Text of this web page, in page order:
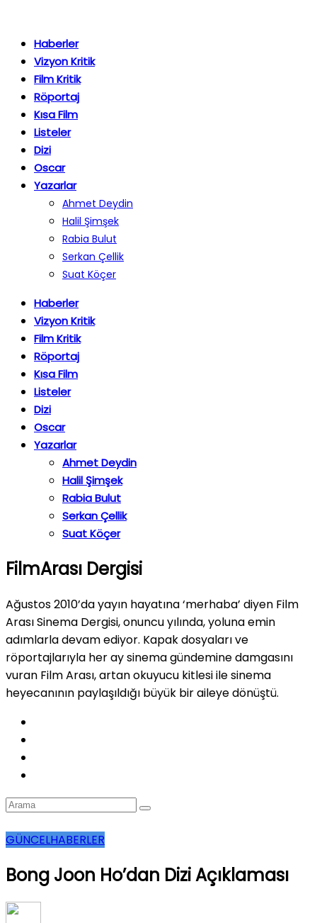
Haberler
Vizyon Kritik
Film Kritik
Röportaj
Kısa Film
Listeler
Dizi
Oscar
Yazarlar
Ahmet Deydin
Halil Şimşek
Rabia Bulut
Serkan Çellik
Suat Köçer
Haberler
Vizyon Kritik
Film Kritik
Röportaj
Kısa Film
Listeler
Dizi
Oscar
Yazarlar
Ahmet Deydin
Halil Şimşek
Rabia Bulut
Serkan Çellik
Suat Köçer
FilmArası Dergisi
Ağustos 2010’da yayın hayatına ‘merhaba’ diyen Film
Arası Sinema Dergisi, onuncu yılında, yoluna emin
adımlarla devam ediyor. Kapak dosyaları ve
röportajlarıyla her ay sinema gündemine damgasını
vuran Film Arası, artan okuyucu kitlesi ile sinema
heyecanının paylaşıldığı büyük bir aileye dönüştü.
GÜNCELHABERLER
Bong Joon Ho’dan Dizi Açıklaması